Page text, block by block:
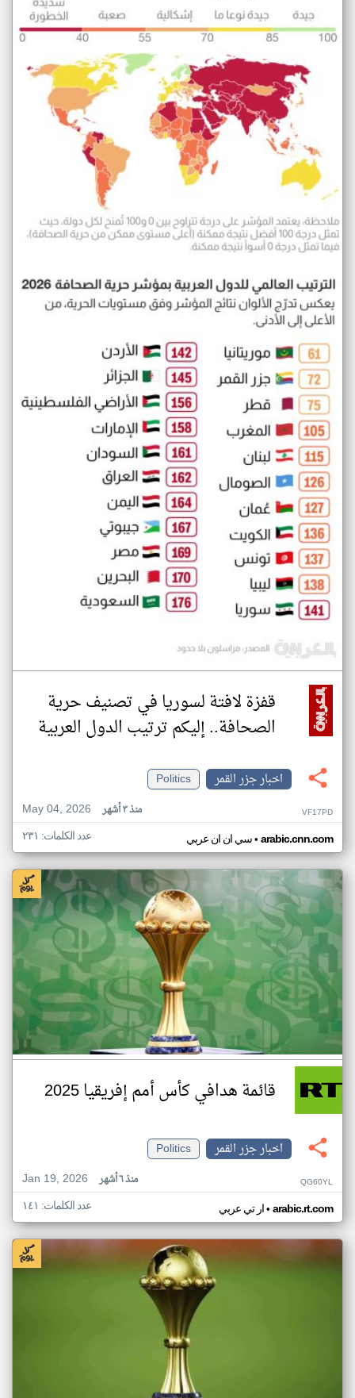
قفزة لافتة لسوريا في تصنيف حرية
الصحافة.. إليكم ترتيب الدول العربية
اخبار جزر القمر
Politics
May 04, 2026
منذ ٣ أشهر VF17PD
سي ان ان عربي• arabic.cnn.com عدد الكلمات: ٢٣١
قائمة هدافي كأس أمم إفريقيا 2025
اخبار جزر القمر
Politics
Jan 19, 2026
منذ ٦ أشهر QG60YL
ار تي عربي• arabic.rt.com عدد الكلمات: ١٤١